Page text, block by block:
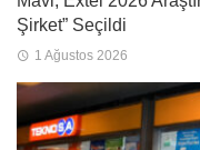
Şirket” Seçildi
1 Ağustos 2026